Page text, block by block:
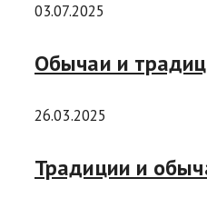
03.07.2025
Обычаи и
26.03.2025
Традиции и